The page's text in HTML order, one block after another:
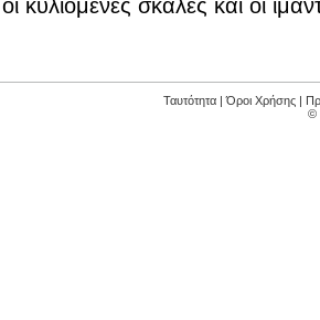
κυλιόμενες σκάλες και οι
Ταυτότητα |Όροι Χρήσης |
©